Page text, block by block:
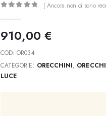
( Ancora non ci sono
910,00 €
COD:OR034
CATEGORIE: ORECCHINI,
LUCE